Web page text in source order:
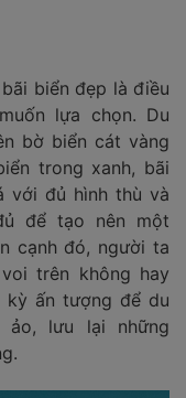
biển đẹp là điều
lựa chọn. Du
bờ biển cát vàng
trong xanh, bãi
với đủ hình thù và
để tạo nên một
cạnh đó, người ta
trên không hay
ấn tượng để du
ảo, lưu lại những